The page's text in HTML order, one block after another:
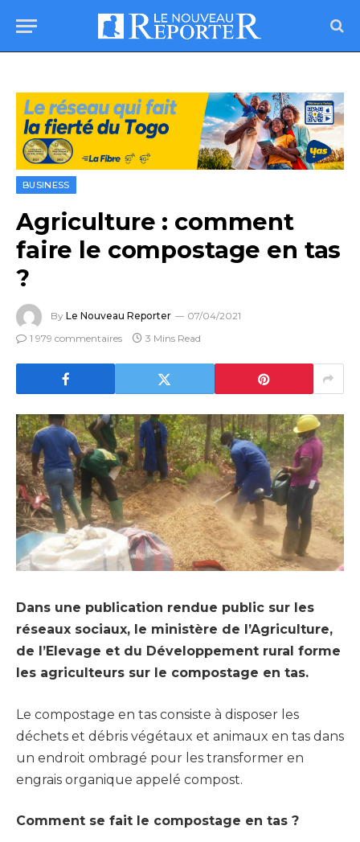
BUSINESS
Agriculture : comment
faire le compostage en tas
?
By Le Nouveau Reporter
07/04/2021
1 979 commentaires
3 Mins Read
Dans une publication rendue public sur les
réseaux sociaux, le ministère de l’Agriculture,
de l’Elevage et du Développement rural forme
les agriculteurs sur le compostage en tas.
Le compostage en tas consiste à disposer les
déchets et débris végétaux et animaux en tas dans
un endroit ombragé pour les transformer en
engrais organique appelé compost.
Comment se fait le compostage en tas ?